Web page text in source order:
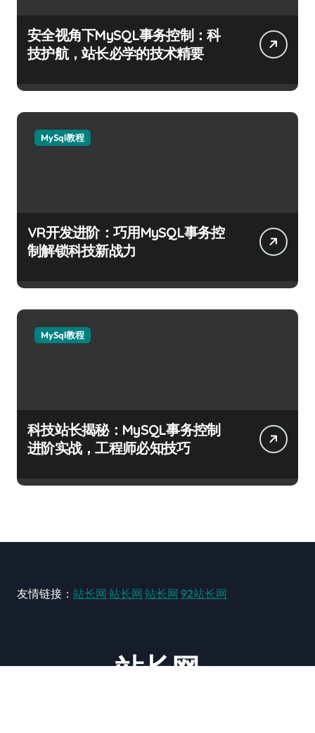
安全视角下MySQL事务控制：科
技护航，站长必学的技术精要
MySql教程
VR开发进阶：巧用MySQL事务控
制解锁科技新战力
MySql教程
科技站长揭秘：MySQL事务控制
进阶实战，工程师必知技巧
友情链接： 站长网 站长网 站长网 92站长网
站长网